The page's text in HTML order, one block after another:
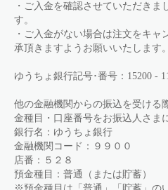
・ご入金を確認させていただきま
す。
・ご入金がない場合は注文をキャ
承頂きますようお願いいたします。
ゆうちょ銀行記号･番号：15200 -
他の金融機関からの振込を受ける
金種目・口座番号をお振込人さま
銀行名：ゆうちょ銀行
金融機関コード：９９００
店番：５２８
預金種目：普通（または貯蓄）